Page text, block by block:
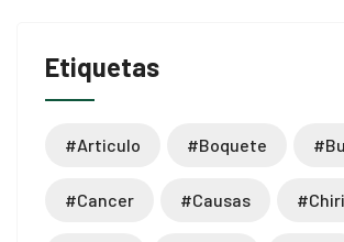
Etiquetas
#articulo #boquete
#cancer #causas